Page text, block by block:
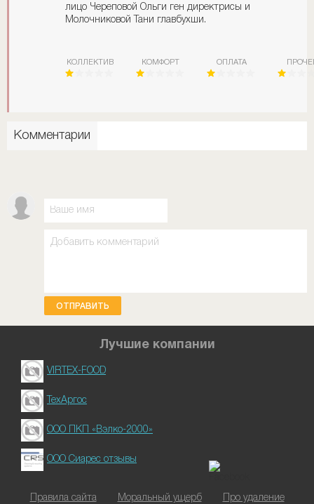
лицо Череповой Ольги ген директрисы и
Молочниковой Тани главбухши.
КОЛЛЕКТИВ КОМФОРТ ОПЛАТА
Комментарии
ОТПРАВИТЬ
Лучшие компании
VIRTEX-FOOD
ТехАргос
ООО ПКП «Вэлко-2000»
ООО Сиарес отзывы
Правила сайта Моральный ущерб Про удаление